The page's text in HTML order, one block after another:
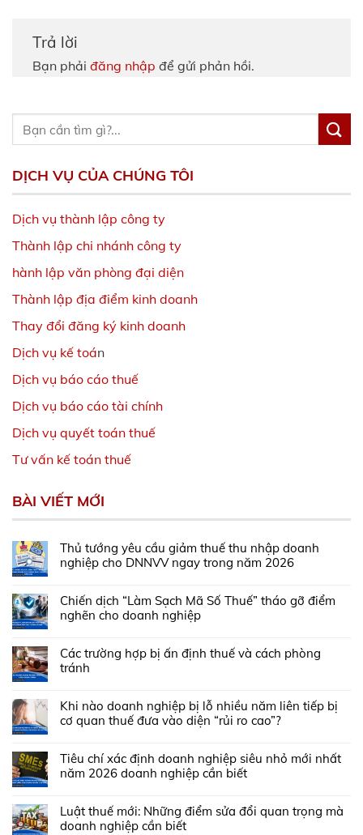
Trả lời
Bạn phải đăng nhập để gửi phản hồi.
DỊCH VỤ CỦA CHÚNG TÔI
Dịch vụ thành lập công ty
Thành lập chi nhánh công ty
hành lập văn phòng đại diện
Thành lập địa điểm kinh doanh
Thay đổi đăng ký kinh doanh
Dịch vụ kế toán
Dịch vụ báo cáo thuế
Dịch vụ báo cáo tài chính
Dịch vụ quyết toán thuế
Tư vấn kế toán thuế
BÀI VIẾT MỚI
Thủ tướng yêu cầu giảm thuế thu nhập doanh
nghiệp cho DNNVV ngay trong năm 2026
Chiến dịch “Làm Sạch Mã Số Thuế” tháo gỡ điểm
nghẽn cho doanh nghiệp
Các trường hợp bị ấn định thuế và cách phòng
tránh
Khi nào doanh nghiệp bị lỗ nhiều năm liên tiếp bị
cơ quan thuế đưa vào diện “rủi ro cao”?
Tiêu chí xác định doanh nghiệp siêu nhỏ mới nhất
năm 2026 doanh nghiệp cần biết
Luật thuế mới: Những điểm sửa đổi quan trọng mà
doanh nghiệp cần biết